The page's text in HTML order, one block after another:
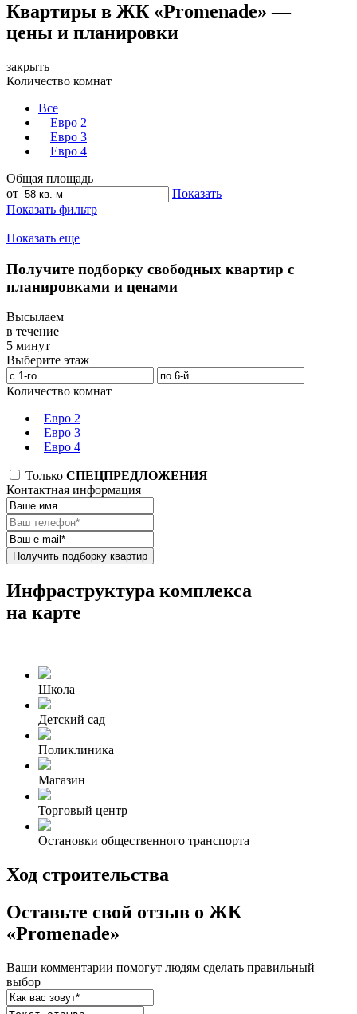
Квартиры в ЖК «Promenade» —
цены и планировки
закрыть
Количество комнат
Все
Евро 2
Евро 3
Евро 4
Общая площадь
от
Показать
Показать фильтр
Показать еще
Получите подборку свободных квартир с
планировками и ценами
Высылаем
в течение
5 минут
Выберите этаж
Количество комнат
Евро 2
Евро 3
Евро 4
Только СПЕЦПРЕДЛОЖЕНИЯ
Контактная информация
Получить подборку квартир
Инфраструктура комплекса
на карте
Школа
Детский сад
Поликлиника
Магазин
Торговый центр
Остановки общественного транспорта
Ход строительства
Оставьте свой отзыв о ЖК
«Promenade»
Ваши комментарии помогут людям сделать правильный
выбор